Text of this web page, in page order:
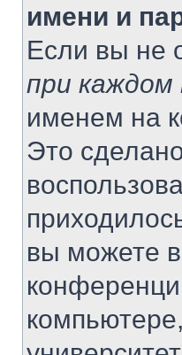
имени и
Если вы не
при
именем на
Это
вы можете